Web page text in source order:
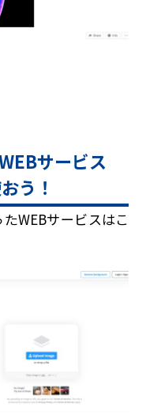
サービス
う！
WEBサービスはこ